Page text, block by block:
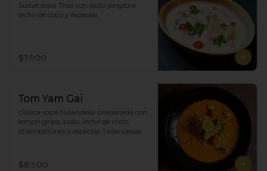
Suave sopa Thai con pollo jengibre
leche de coco y especias.
$7.900
Tom Yam Gai
clásica sopa tailandesa preparada con
lemon grass, pollo, leche de coco,
champiñones y especias Tailandesas.
$8.900